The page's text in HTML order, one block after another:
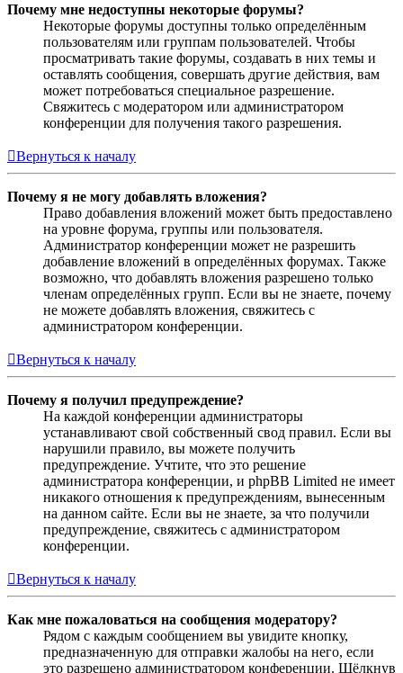
Почему мне недоступны некоторые форумы?
Некоторые форумы доступны только определённым
пользователям или группам пользователей. Чтобы
просматривать такие форумы, создавать в них темы и
оставлять сообщения, совершать другие действия, вам
может потребоваться специальное разрешение.
Свяжитесь с модератором или администратором
конференции для получения такого разрешения.
Вернуться к началу
Почему я не могу добавлять вложения?
Право добавления вложений может быть предоставлено
на уровне форума, группы или пользователя.
Администратор конференции может не разрешить
добавление вложений в определённых форумах. Также
возможно, что добавлять вложения разрешено только
членам определённых групп. Если вы не знаете, почему
не можете добавлять вложения, свяжитесь с
администратором конференции.
Вернуться к началу
Почему я получил предупреждение?
На каждой конференции администраторы
устанавливают свой собственный свод правил. Если вы
нарушили правило, вы можете получить
предупреждение. Учтите, что это решение
администратора конференции, и phpBB Limited не имеет
никакого отношения к предупреждениям, вынесенным
на данном сайте. Если вы не знаете, за что получили
предупреждение, свяжитесь с администратором
конференции.
Вернуться к началу
Как мне пожаловаться на сообщения модератору?
Рядом с каждым сообщением вы увидите кнопку,
предназначенную для отправки жалобы на него, если
это разрешено администратором конференции. Щёлкнув